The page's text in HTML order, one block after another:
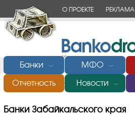
О ПРОЕКТЕ РЕКЛАМА
Банки ﹀ МФО ﹀
Отчетность Новости ﹀
Главная/Банки Забайкальского края
Банки Забайкальского края